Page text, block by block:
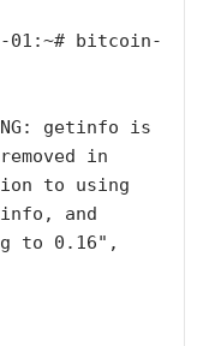
01:~# bitcoin-
getinfo is
in
to using
and
to 0.16",